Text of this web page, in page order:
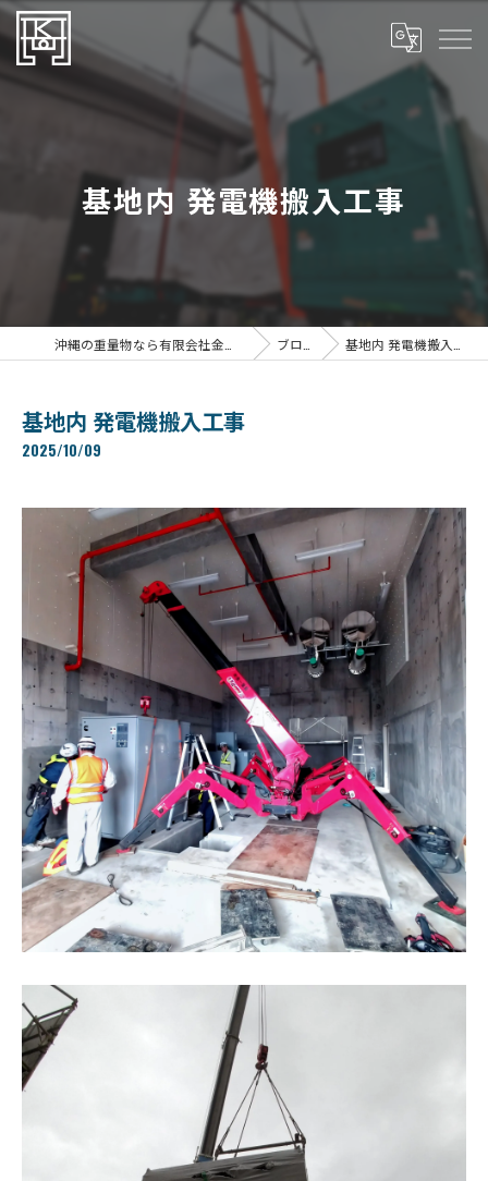
基地内 発電機搬入工事
ブログ 基地内 発電機搬入工事
基地内 発電機搬入工事
2025/10/09